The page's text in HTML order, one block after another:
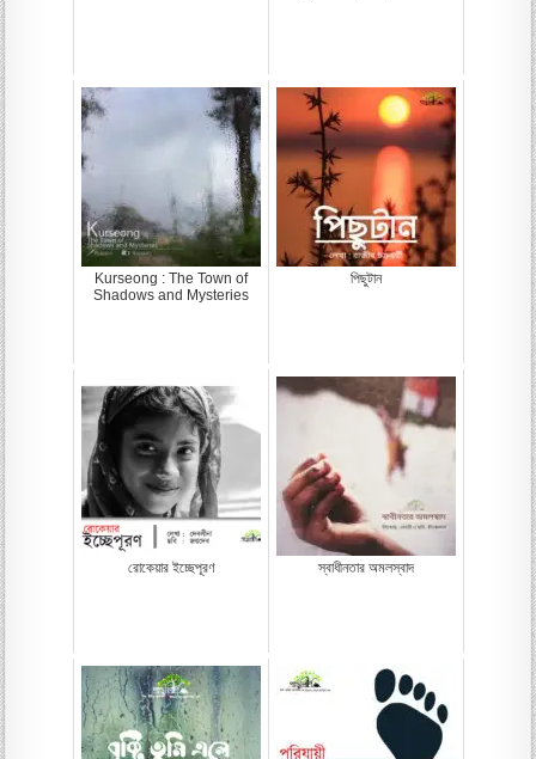
Kurseong : The Town of
Shadows and Mysteries
পিছুটান
রোকেয়ার ইচ্ছেপূরণ স্বাধীনতার অমলস্বাদ